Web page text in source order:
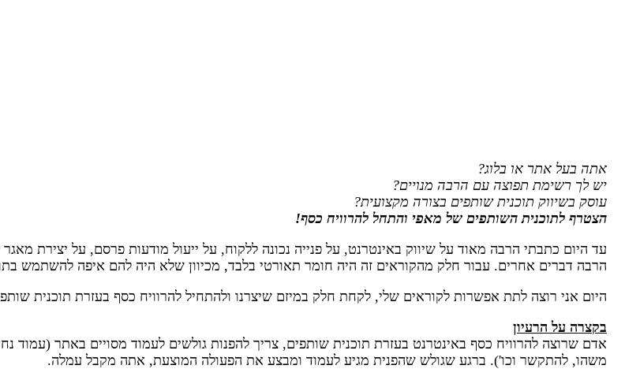
אתה בעל אתר או בלוג?
יש לך רשימת תפוצה עם הרבה מנויים?
עוסק בשיווק תוכנית שותפים בצורה מקצועית?
הצטרף לתוכנית השותפים של מאפי והתחל להרוויח כסף!
עד היום כתבתי הרבה מאוד על שיווק באינטרנט, על פנייה נכונה ללקוח, על ייעול מודעות פרסם, על יצירת מאגר
הרבה דברים אחרים. עבור חלק מהקוראים זה היה חומר תאורטי בלבד, מכיוון שלא היה להם איפה להשתמש
היום אני רוצה לתת אפשרות לקוראים שלי, לקחת חלק במיזם שיצרנו ולהתחיל להרוויח כסף בעזרת תוכנית
בקצרה על הרעיון
אדם שרוצה להרוויח כסף באינטרנט בעזרת תוכנית שותפים, צריך להפנות גולשים לעמוד מסויים באתר
משהו, להתקשר וכו'). ברגע שגולש שהפנית מגיע לעמוד ומבצע את הפעולה המוצעת, אתה מקבל עמלה.